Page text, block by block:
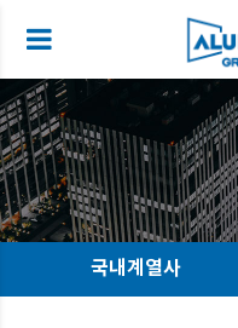
국내계열사